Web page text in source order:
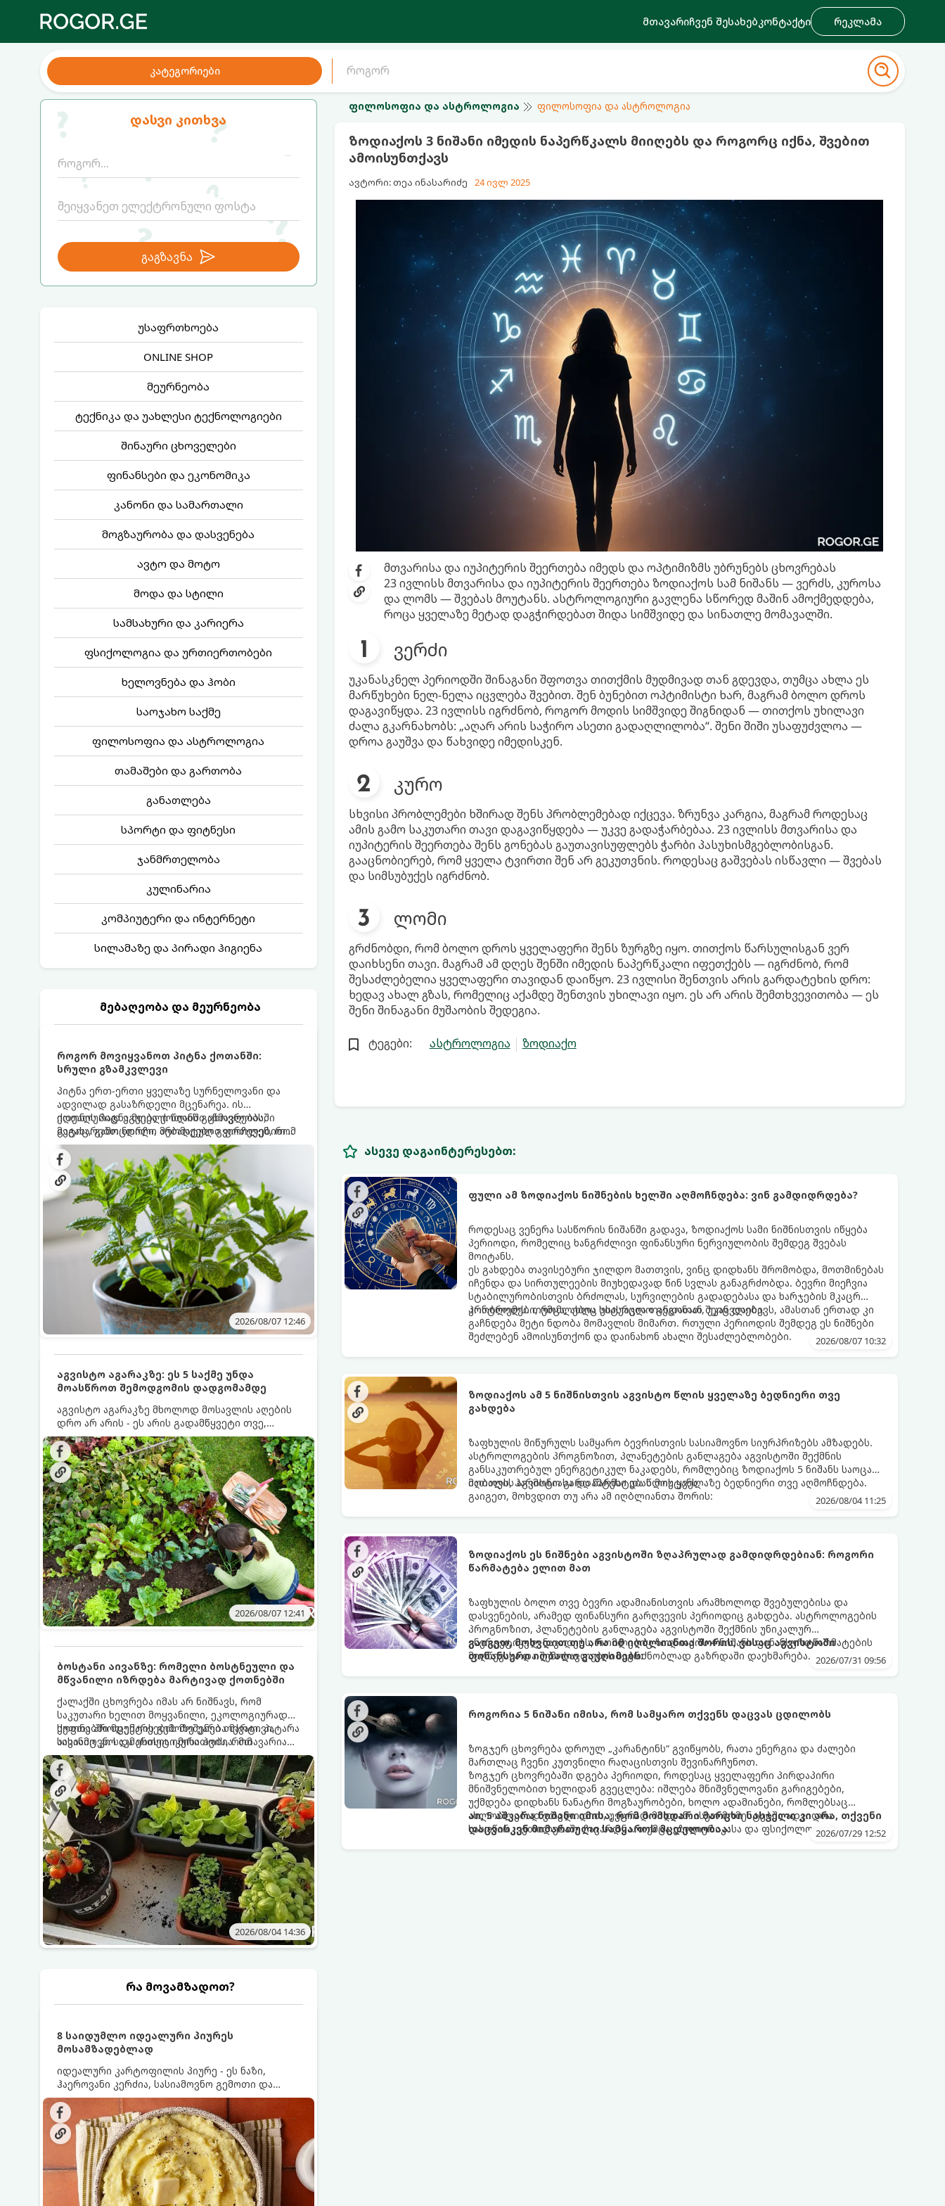
მთავარიჩვენ შესახებკონტაქტი რეკლამა
კატეგორიები
დასვი კითხვა
გაგზავნა
უსაფრთხოება
ONLINE SHOP
მეურნეობა
ტექნიკა და უახლესი ტექნოლოგიები
შინაური ცხოველები
ფინანსები და ეკონომიკა
კანონი და სამართალი
მოგზაურობა და დასვენება
ავტო და მოტო
მოდა და სტილი
სამსახური და კარიერა
ფსიქოლოგია და ურთიერთობები
ხელოვნება და ჰობი
საოჯახო საქმე
ფილოსოფია და ასტროლოგია
თამაშები და გართობა
განათლება
სპორტი და ფიტნესი
ჯანმრთელობა
კულინარია
კომპიუტერი და ინტერნეტი
სილამაზე და პირადი ჰიგიენა
მებაღეობა და მეურნეობა
როგორ მოვიყვანოთ პიტნა ქოთანში:
სრული გზამკვლევი
პიტნა ერთ-ერთი ყველაზე სურნელოვანი და
ადვილად გასაზრდელი მცენარეა. ის
იდეალურად ეგუება ქოთანში ცხოვრებას,
მეტიც, გამოცდილი მებაღეები გვირჩევენ, რომ
პიტნა მხოლოდ ქოთანში მოვიყვანოთ, რადგან
ღია გრუნტში (ბაღში) დარგვისას ის ფესვებით
ძალიან სწრაფად ვრცელდება და სხვა
მცენარეებს ავიწროებს.
ქოთნის პიტნა მთელი წლის განმავლობაში
გაგახარებთ ნორჩი, არომატული ფოთლებით
ჩაის, ლიმონათისა თუ კერძებისთვის.
2026/08/07 12:46
აგვისტო აგარაკზე: ეს 5 საქმე უნდა
მოასწროთ შემოდგომის დადგომამდე
აგვისტო აგარაკზე მხოლოდ მოსავლის აღების
დრო არ არის - ეს არის გადამწყვეტი თვე,
როდესაც საფუძველი ეყრება მომავალი წლის
მოსავალს და ბაღი მზადდება შემოდგომა-
ზამთრის სეზონისთვის. იმისათვის, რომ
ნიადაგმა ენერგია აღიდგინოს, ხოლო
მცენარეებმა ზამთარს გაუძლონ, აგვისტოს
ბოლომდე 5 მნიშვნელოვანი საქმის გაკეთება
უნდა მოასწროთ:
2026/08/07 12:41
ბოსტანი აივანზე: რომელი ბოსტნეული და
მწვანილი იზრდება მარტივად ქოთნებში
ქალაქში ცხოვრება იმას არ ნიშნავს, რომ
საკუთარი ხელით მოყვანილი, ეკოლოგიურად
სუფთა პროდუქტის გემოზე უარი თქვათ. პატარა
აივანიც კი საკმარისია იმისათვის, რომ
მოიწყოთ მინი-ბოსტანი, საიდანაც
ყოველდღიურად ახალ, არომატულ მწვანილსა
და ბოსტნეულს მოკრეფთ.
ქოთნებში მცენარეების მოშენება მარტივი,
სასიამოვნო და ესთეტიკური ჰობია. მთავარია
იცოდეთ, რომელი კულტურები ეგუებიან
ქოთნის პირობებს ყველაზე კარგად და როგორ
მოუაროთ მათ სწორად.
2026/08/04 14:36
რა მოვამზადოთ?
8 საიდუმლო იდეალური პიურეს
მოსამზადებლად
იდეალური კარტოფილის პიურე - ეს ნაზი,
ჰაეროვანი კერძია, სასიამოვნო გემოთი და
ნაღების-მოყვითალო ფერით. მისი მომზადება
ძალიან მარტივია, მაგრამ არსებობს რამდენიმე
საიდუმლო, რომლებიც უნდა იცოდეთ, რომ
პიურე იდეალურად გემრიელი გამოვიდეს.
ფილოსოფია და ასტროლოგია ფილოსოფია და ასტროლოგია
ზოდიაქოს 3 ნიშანი იმედის ნაპერწკალს მიიღებს და როგორც იქნა, შვებით
ამოისუნთქავს
ავტორი: თეა ინასარიძე 24 ივლ 2025
მთვარისა და იუპიტერის შეერთება იმედს და ოპტიმიზმს უბრუნებს ცხოვრებას
23 ივლისს მთვარისა და იუპიტერის შეერთება ზოდიაქოს სამ ნიშანს — ვერძს, კუროსა
და ლომს — შვებას მოუტანს. ასტროლოგიური გავლენა სწორედ მაშინ ამოქმედდება,
როცა ყველაზე მეტად დაგჭირდებათ შიდა სიმშვიდე და სინათლე მომავალში.
ვერძი
უკანასკნელ პერიოდში შინაგანი შფოთვა თითქმის მუდმივად თან გდევდა, თუმცა ახლა ეს
მარწუხები ნელ-ნელა იცვლება შვებით. შენ ბუნებით ოპტიმისტი ხარ, მაგრამ ბოლო დროს
დაგავიწყდა. 23 ივლისს იგრძნობ, როგორ მოდის სიმშვიდე შიგნიდან — თითქოს უხილავი
ძალა გკარნახობს: „აღარ არის საჭირო ასეთი გადაღლილობა“. შენი შიში უსაფუძვლოა —
დროა გაუშვა და წახვიდე იმედისკენ.
კურო
სხვისი პრობლემები ხშირად შენს პრობლემებად იქცევა. ზრუნვა კარგია, მაგრამ როდესაც
ამის გამო საკუთარი თავი დაგავიწყდება — უკვე გადაჭარბებაა. 23 ივლისს მთვარისა და
იუპიტერის შეერთება შენს გონებას გაუთავისუფლებს ჭარბი პასუხისმგებლობისგან.
გააცნობიერებ, რომ ყველა ტვირთი შენ არ გეკუთვნის. როდესაც გაშვებას ისწავლი — შვებას
და სიმსუბუქეს იგრძნობ.
ლომი
გრძნობდი, რომ ბოლო დროს ყველაფერი შენს ზურგზე იყო. თითქოს წარსულისგან ვერ
დაიხსენი თავი. მაგრამ ამ დღეს შენში იმედის ნაპერწკალი იფეთქებს — იგრძნობ, რომ
შესაძლებელია ყველაფერი თავიდან დაიწყო. 23 ივლისი შენთვის არის გარდატეხის დრო:
ხედავ ახალ გზას, რომელიც აქამდე შენთვის უხილავი იყო. ეს არ არის შემთხვევითობა — ეს
შენი შინაგანი მუშაობის შედეგია.
ტეგები: ასტროლოგია ზოდიაქო
ასევე დაგაინტერესებთ:
ფული ამ ზოდიაქოს ნიშნების ხელში აღმოჩნდება: ვინ გამდიდრდება?
როდესაც ვენერა სასწორის ნიშანში გადავა, ზოდიაქოს სამი ნიშნისთვის იწყება
პერიოდი, რომელიც ხანგრძლივი ფინანსური ნერვიულობის შემდეგ შვებას
მოიტანს.
ეს გახდება თავისებური ჯილდო მათთვის, ვინც დიდხანს შრომობდა, მოთმინებას
იჩენდა და სირთულეების მიუხედავად წინ სვლას განაგრძობდა. ბევრი მიეჩვია
სტაბილურობისთვის ბრძოლას, სურვილების გადადებასა და ხარჯების მკაცრ
კონტროლს. თუმცა, ახლა სიტუაცია თანდათან შეიცვლება.
პრობლემები, რომლებიც უსასრულო გეგონათ, უკან დაიხევს, ამასთან ერთად კი
გაჩნდება მეტი ნდობა მომავლის მიმართ. რთული პერიოდის შემდეგ ეს ნიშნები
შეძლებენ ამოისუნთქონ და დაინახონ ახალი შესაძლებლობები.
2026/08/07 10:32
ზოდიაქოს ამ 5 ნიშნისთვის აგვისტო წლის ყველაზე ბედნიერი თვე
გახდება
ზაფხულის მიწურულს სამყარო ბევრისთვის სასიამოვნო სიურპრიზებს ამზადებს.
ასტროლოგების პროგნოზით, პლანეტების განლაგება აგვისტოში შექმნის
განსაკუთრებულ ენერგეტიკულ ნაკადებს, რომლებიც ზოდიაქოს 5 ნიშანს საოცარ
იღბალს, ჰარმონიასა და წარმატებას მოუტანს.
მათთვის აგვისტო გარდამტეხი და წლის ყველაზე ბედნიერი თვე აღმოჩნდება.
გაიგეთ, მოხვდით თუ არა ამ იღბლიანთა შორის:
2026/08/04 11:25
ზოდიაქოს ეს ნიშნები აგვისტოში ზღაპრულად გამდიდრდებიან: როგორი
წარმატება ელით მათ
ზაფხულის ბოლო თვე ბევრი ადამიანისთვის არამხოლოდ შვებულებისა და
დასვენების, არამედ ფინანსური გარღვევის პერიოდიც გახდება. ასტროლოგების
პროგნოზით, პლანეტების განლაგება აგვისტოში შექმნის უნიკალურ
ენერგეტიკულ ნაკადებს, რომლებიც ზოდიაქოს 4 ნიშანს ფინანსური წარმატების
მიღწევასა და შემოსავლების საგრძნობლად გაზრდაში დაეხმარება.
გაიგეთ, მოხვდით თუ არა იმ იღბლიანთა შორის, ვისაც აგვისტოში
ფინანსური იღბალი გაუღიმებს:
2026/07/31 09:56
როგორია 5 ნიშანი იმისა, რომ სამყარო თქვენს დაცვას ცდილობს
ზოგჯერ ცხოვრება დროულ „კარანტინს“ გვიწყობს, რათა ენერგია და ძალები
მართლაც ჩვენი კუთვნილი რაღაცისთვის შევინარჩუნოთ.
ზოგჯერ ცხოვრებაში დგება პერიოდი, როდესაც ყველაფერი პირდაპირი
მნიშვნელობით ხელიდან გვეცლება: იშლება მნიშვნელოვანი გარიგებები,
უქმდება დიდხანს ნანატრი მოგზაურობები, ხოლო ადამიანები, რომლებსაც
ახლობლებად ვთვლიდით, უეცრად მიდიან. ასეთ მომენტებში ადვილია
სასოწარკვეთილებაში ჩავარდნა. თუმცა ეზოთერიკასა და ფსიქოლოგიაში ეს
აი, 5 აშკარა ნიშანი იმისა, რომ მომხდარი მარცხი სასჯელი კი არა, თქვენი
დაცვისკენ მიმართული სამყაროს მცდელობაა:
2026/07/29 12:52